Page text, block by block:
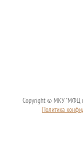
Copyright © МКУ "МФЦ
Политика